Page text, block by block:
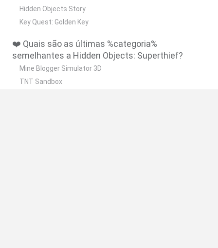
Hidden Objects Story
Key Quest: Golden Key
❤️ Quais são as últimas %categoria%
semelhantes a Hidden Objects: Superthief?
Mine Blogger Simulator 3D
TNT Sandbox